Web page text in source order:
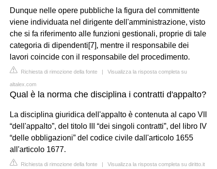
Dunque nelle opere pubbliche la figura del committente
viene individuata nel dirigente dell'amministrazione, visto
che si fa riferimento alle funzioni gestionali, proprie di tale
categoria di dipendenti[7], mentre il responsabile dei
lavori coincide con il responsabile del procedimento.
Richiesta di rimozione della fonte | Visualizza la risposta completa su
altalex.com
Qual è la norma che disciplina i contratti d'appalto?
La disciplina giuridica dell'appalto è contenuta al capo VII
“dell'appalto”, del titolo III “dei singoli contratti”, del libro IV
“delle obbligazioni” del codice civile dall'articolo 1655
all'articolo 1677.
Richiesta di rimozione della fonte | Visualizza la risposta completa su diritto.it